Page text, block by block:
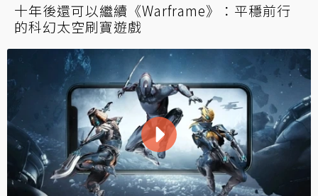
十年後還可以繼續《Warframe》：平穩前行
的科幻太空刷寶遊戲